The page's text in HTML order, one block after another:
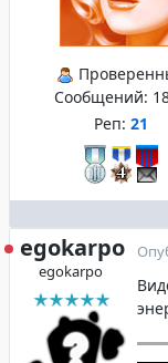
Сообщений:
Реп: 21
egokarpo
egokarpo